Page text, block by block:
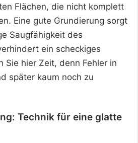
Flächen, die nicht komplett
Eine gute Grundierung sorgt
Saugfähigkeit des
ein scheckiges
Sie hier Zeit, denn Fehler in
später kaum noch zu
Technik für eine glatte